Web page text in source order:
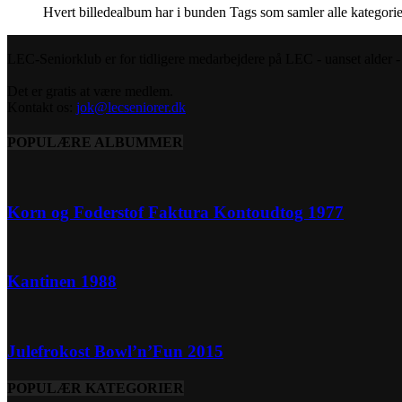
Hvert billedealbum har i bunden Tags som samler alle
jok@lecseniorer.dk
POPULÆRE ALBUMMER
Korn og Foderstof Faktura Kontoudtog 1977
Kantinen 1988
Julefrokost Bowl’n’Fun 2015
POPULÆR KATEGORIER